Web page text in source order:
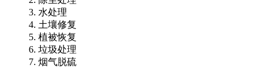
3. 水处理
4. 土壤修复
5. 植被恢复
6. 垃圾处理
7. 烟气脱硫